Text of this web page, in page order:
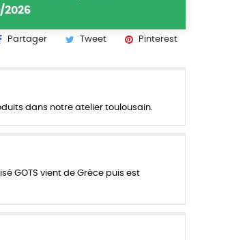
2026
Partager Tweet Pinterest
dans notre atelier toulousain.
GOTS vient de Grèce puis est